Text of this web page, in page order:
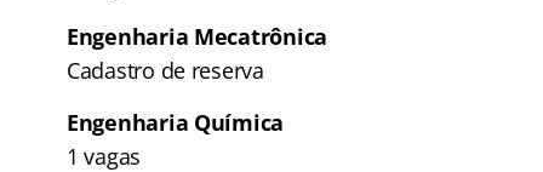
Engenharia Mecatrônica
Cadastro de reserva
Engenharia Química
1 vagas